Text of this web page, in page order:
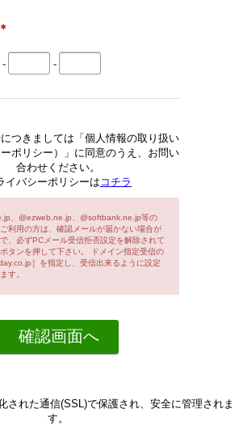
＊
- -
つきましては「個人情報の取り扱い
ーポリシー）」に同意のうえ、お問い
合わせください。
イバシーポリシーは コチラ
、@ezweb.ne.jp、@softbank.ne.jp等の
利用の方は、確認メールが届かない場合が
、必ずPCメール受信拒否設定を解除されて
タンを押して下さい。 ドメイン指定受信の
］を指定し、受信出来るように設定
す。
された通信(SSL)で保護され、安全に管理されま
す。